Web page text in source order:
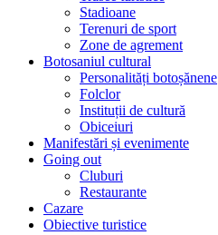
Stadioane
Terenuri de sport
Zone de agrement
Botosaniul cultural
Personalități botoșănene
Folclor
Instituții de cultură
Obiceiuri
Manifestări și evenimente
Going out
Cluburi
Restaurante
Cazare
Obiective turistice